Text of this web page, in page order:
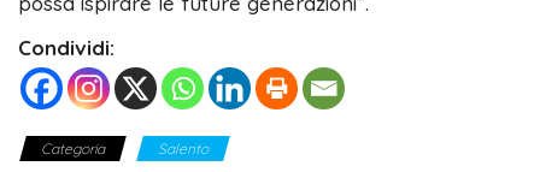
Condividi:
Categoria Salento